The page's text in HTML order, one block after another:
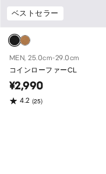
ベストセラー
MEN, 25.0cm-29.0cm
コインローファーCL
¥2,990
4.2 (25)